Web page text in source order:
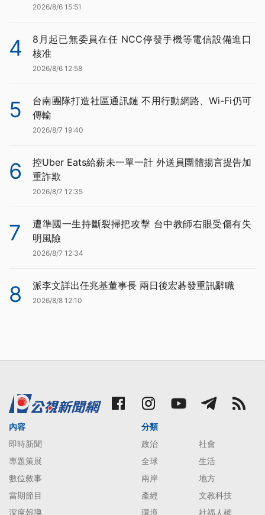
2026/8/6 15:51
4
8月起已無委員在任 NCC停發手機等電信設備進口
核准
2026/8/6 12:58
5
台南團隊打造社區通訊鏈 不用行動網路、Wi-Fi仍可
傳輸
2026/8/7 19:40
6
控Uber Eats給薪未一單一計 外送員團體揚言提告加
重詐欺
2026/8/7 12:35
7
遭準國一生持斷裂掃把攻擊 台中教師右眼受傷有失
明風險
2026/8/7 12:34
8 派李文詳出任兆基董事長 兩日後宏碁發重訊辭職
2026/8/8 12:10
內容
即時新聞
專題策展
數位敘事
當期節目
深度報導
分類
政治
社會
全球
生活
兩岸
地方
產經
文教科技
環境
社福人權